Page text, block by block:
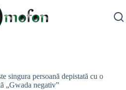
singura persoană depistată cu o
„Gwada negativ”